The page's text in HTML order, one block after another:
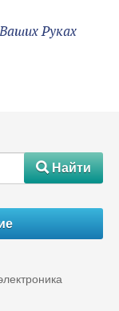
Руках
#Найти